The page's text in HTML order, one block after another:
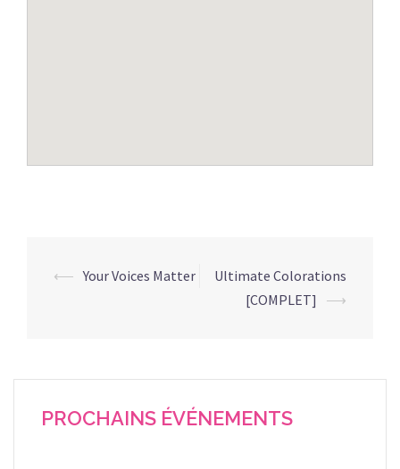
Navigation
⟵ Your Voices Matter
Ultimate Colorations
[COMPLET]
⟶
PROCHAINS ÉVÉNEMENTS